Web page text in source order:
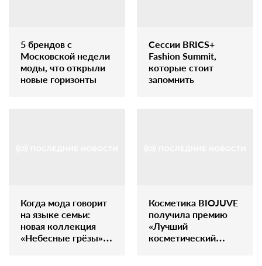
5 брендов с
Московской недели
моды, что открыли
новые горизонты
Сессии BRICS+
Fashion Summit,
которые стоит
запомнить
Когда мода говорит
на языке семьи:
новая коллекция
«Небесные грёзы»
Косметика BIOJUVE
получила премию
«Лучший
косметический